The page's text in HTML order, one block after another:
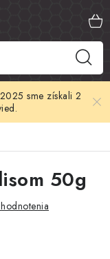
sme získali 2
50g